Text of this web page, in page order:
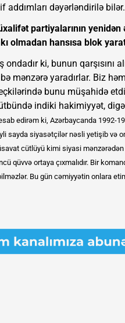
addımları dəyərləndirilə bilər.
partiyalarının yenidən
olmadan hansısa blok
ki, bunun qarşısını
mənzərə yaradırlar. Biz
bunu müşahidə
indiki hakimiyyət,
edirəm ki, Azərbaycanda 1992-
sayda siyasətçilər nəsli yetişib və
cütlüyü kimi siyasi mənzərədən
qüvvə ortaya çıxmalıdır. Bir
Bu gün cəmiyyətin onlara